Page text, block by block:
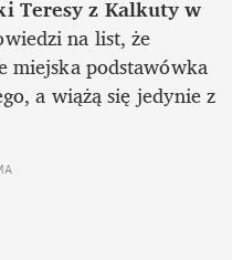
Teresy z Kalkuty w
na list, że
miejska podstawówka
a wiążą się jedynie z